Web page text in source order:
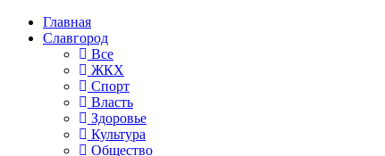
Главная
Славгород
Все
ЖКХ
Спорт
Власть
Здоровье
Культура
Общество